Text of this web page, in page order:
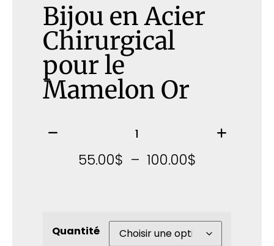
Bijou en Acier
Chirurgical
pour le
Mamelon Or
55.00$ – 100.00$
Quantité